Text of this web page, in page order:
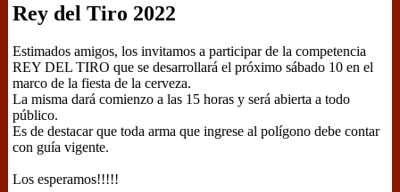
Rey del Tiro 2022
Estimados amigos, los invitamos a participar de la competencia
REY DEL TIRO que se desarrollará el próximo sábado 10 en el
marco de la fiesta de la cerveza.
La misma dará comienzo a las 15 horas y será abierta a todo
público.
Es de destacar que toda arma que ingrese al polígono debe contar
con guía vigente.
Los esperamos!!!!!